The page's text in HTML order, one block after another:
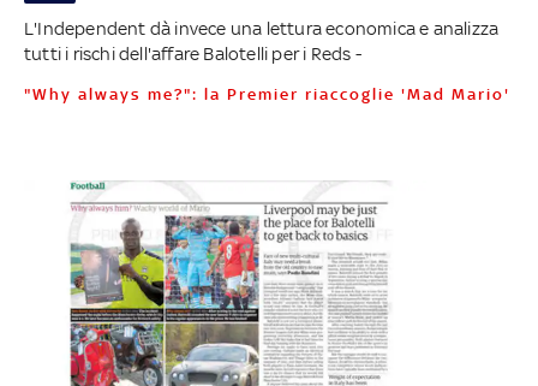
L'Independent dà invece una lettura economica e analizza
tutti i rischi dell'affare Balotelli per i Reds -
"Why always me?": la Premier riaccoglie 'Mad Mario'